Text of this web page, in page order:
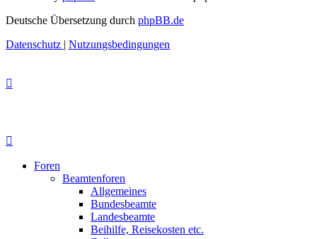
Deutsche Übersetzung durch phpBB.de
Datenschutz | Nutzungsbedingungen
Foren
Beamtenforen
Allgemeines
Bundesbeamte
Landesbeamte
Beihilfe, Reisekosten etc.